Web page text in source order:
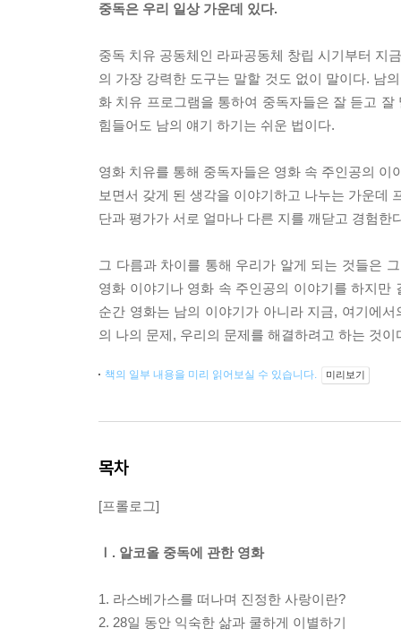
중독은 우리 일상 가운데 있다.
중독 치유 공동체인 라파공동체 창립 시기부터 지
의 가장 강력한 도구는 말할 것도 없이 말이다. 남
화 치유 프로그램을 통하여 중독자들은 잘 듣고
힘들어도 남의 얘기 하기는 쉬운 법이다.
영화 치유를 통해 중독자들은 영화 속 주인공의
보면서 갖게 된 생각을 이야기하고 나누는 가운데
단과 평가가 서로 얼마나 다른 지를 깨닫고 경험
그 다름과 차이를 통해 우리가 알게 되는 것들은
영화 이야기나 영화 속 주인공의 이야기를 하지
순간 영화는 남의 이야기가 아니라 지금, 여기에
의 나의 문제, 우리의 문제를 해결하려고 하는 것이
책의 일부 내용을 미리 읽어보실 수 있습니다. 미리보기
목차
[프롤로그]
Ⅰ. 알코올 중독에 관한 영화
1. 라스베가스를 떠나며 진정한 사랑이란?
2. 28일 동안 익숙한 삶과 쿨하게 이별하기